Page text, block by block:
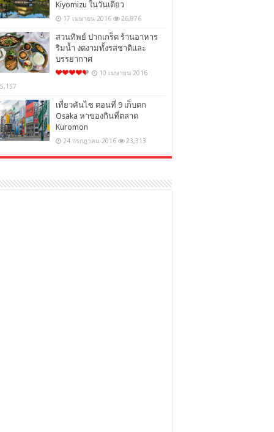
Kiyomizu ในวันเดียว
17 เมษายน 2016 26,876
สวนทิพย์ ปากเกร็ด ร้านอาหาร
ริมน้ำ งดงามทั้งรสชาติและ
บรรยากาศ
10 เมษายน 2016
เที่ยวคันไซ ตอนที่ 9 เก็บตก
Osaka หาของกินที่ตลาด
Kuromon
24 กรกฎาคม 2016 23,313